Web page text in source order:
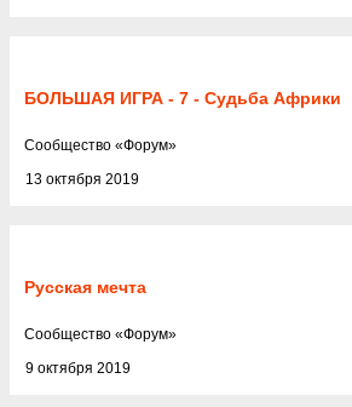
БОЛЬШАЯ ИГРА - 7 - Судьба Африки
13 октября 2019
Cообщество «Форум»
Русская мечта
9 октября 2019
Cообщество «Форум»